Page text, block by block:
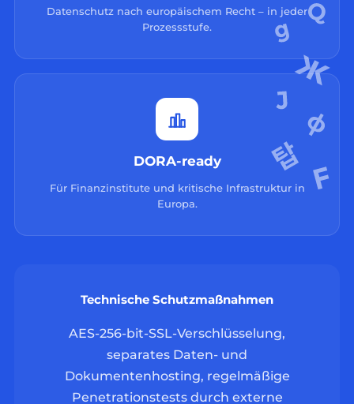
Datenschutz nach europäischem Recht – in jeder
Prozessstufe.
DORA-ready
Für Finanzinstitute und kritische Infrastruktur in
Europa.
Technische Schutzmaßnahmen
AES-256-bit-SSL-Verschlüsselung,
separates Daten- und
Dokumentenhosting, regelmäßige
Penetrationstests durch externe